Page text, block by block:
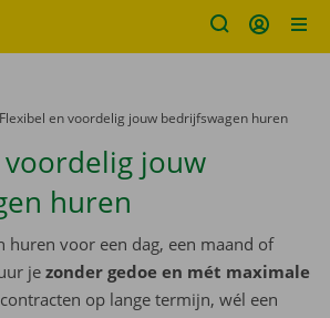
naar
Flexibel en voordelig jouw bedrijfswagen huren
jouw
huren
huren voor een dag, een maand of
je zonder gedoe en mét maximale
op lange termijn, wél een